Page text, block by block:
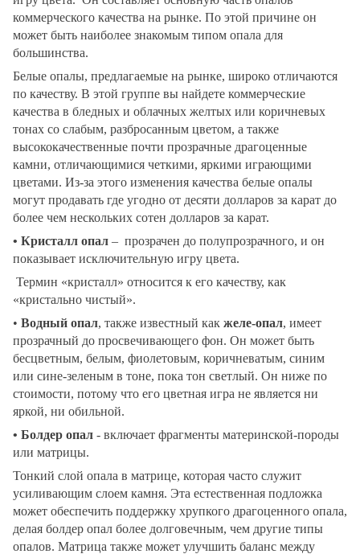
коммерческого качества на рынке. По этой причине он
может быть наиболее знакомым типом опала для
большинства.
Белые опалы, предлагаемые на рынке, широко отличаются
по качеству. В этой группе вы найдете коммерческие
качества в бледных и облачных желтых или коричневых
тонах со слабым, разбросанным цветом, а также
высококачественные почти прозрачные драгоценные
камни, отличающимися четкими, яркими играющими
цветами. Из-за этого изменения качества белые опалы
могут продавать где угодно от десяти долларов за карат до
более чем нескольких сотен долларов за карат.
• Кристалл опал – прозрачен до полупрозрачного, и он
показывает исключительную игру цвета.
Термин «кристалл» относится к его качеству, как
«кристально чистый».
• Водный опал, также известный как желе-опал, имеет
прозрачный до просвечивающего фон. Он может быть
бесцветным, белым, фиолетовым, коричневатым, синим
или сине-зеленым в тоне, пока тон светлый. Он ниже по
стоимости, потому что его цветная игра не является ни
яркой, ни обильной.
• Болдер опал - включает фрагменты материнской-породы
или матрицы.
Тонкий слой опала в матрице, которая часто служит
усиливающим слоем камня. Эта естественная подложка
может обеспечить поддержку хрупкого драгоценного опала,
делая болдер опал более долговечным, чем другие типы
опалов. Матрица также может улучшить баланс между